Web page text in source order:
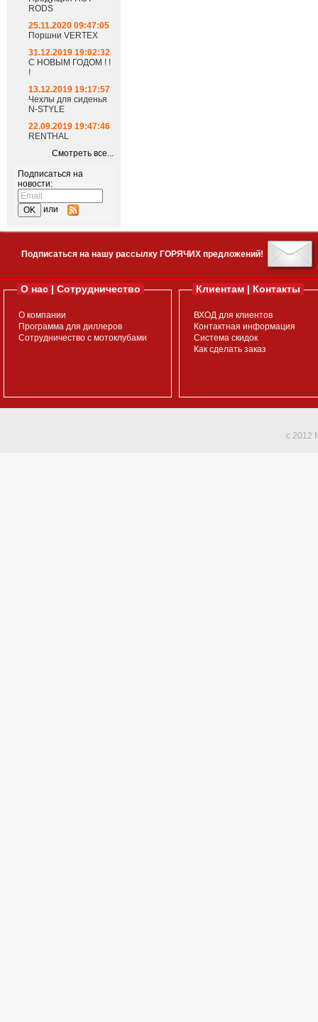
RODS
25.11.2020 09:47:05
Поршни VERTEX
31.12.2019 19:02:32
С НОВЫМ ГОДОМ ! !
!
13.12.2019 19:17:57
Чехлы для сиденья
N-STYLE
22.09.2019 19:47:46
RENTHAL
Смотреть все...
Подписаться на
новости:
или
Подписаться на нашу рассылку ГОРЯЧИХ предложений!
О нас | Сотрудничество
О компании
Программа для диллеров
Сотрудничество с мотоклубами
Клиентам | Контакты
ВХОД для клиентов
Контактная информация
Система скидок
Как сделать заказ
c 2012